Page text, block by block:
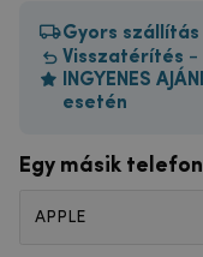
Gyors szállítás
Visszatérítés -
INGYENES
esetén
Egy másik
APPLE